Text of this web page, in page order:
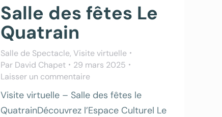
Salle des fêtes Le
Quatrain
Salle de Spectacle, Visite virtuelle
Par David Chapet
29 mars 2025
Laisser un commentaire
Visite virtuelle – Salle des fêtes le
QuatrainDécouvrez l’Espace Culturel Le